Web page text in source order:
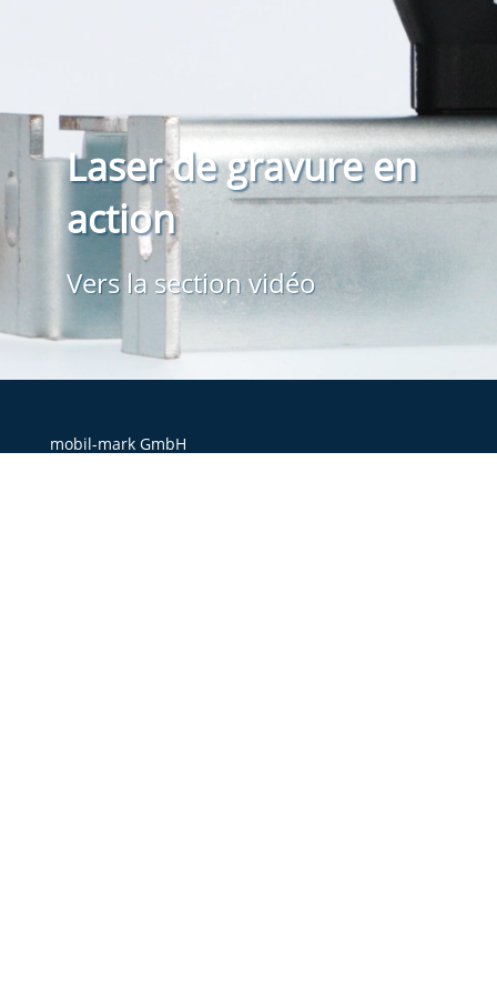
Laser de gravure en
action
Vers la section vidéo
mobil-mark GmbH